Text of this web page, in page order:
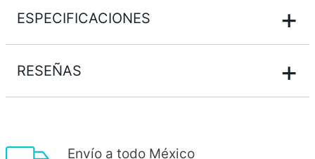
ESPECIFICACIONES +
RESEÑAS +
Envío a todo México